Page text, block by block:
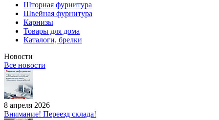
Шторная фурнитура
Швейная фурнитура
Карнизы
Товары для дома
Каталоги, брелки
Новости
Все новости
8 апреля 2026
Внимание! Переезд склада!